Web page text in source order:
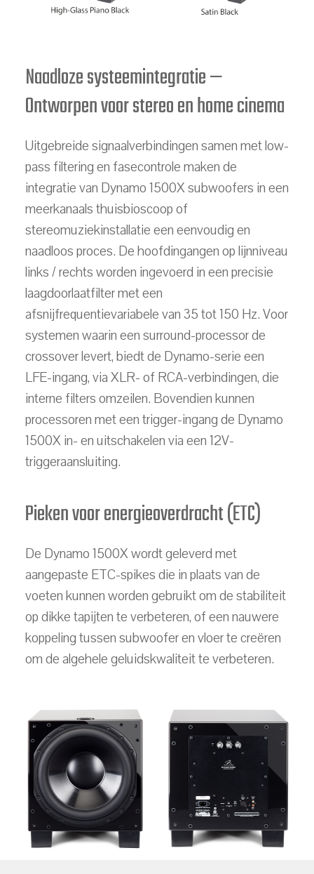
Naadloze systeemintegratie —
Ontworpen voor stereo en home cinema
Uitgebreide signaalverbindingen samen met low-
pass filtering en fasecontrole maken de
integratie van Dynamo 1500X subwoofers in een
meerkanaals thuisbioscoop of
stereomuziekinstallatie een eenvoudig en
naadloos proces. De hoofdingangen op lijnniveau
links / rechts worden ingevoerd in een precisie
laagdoorlaatfilter met een
afsnijfrequentievariabele van 35 tot 150 Hz. Voor
systemen waarin een surround-processor de
crossover levert, biedt de Dynamo-serie een
LFE-ingang, via XLR- of RCA-verbindingen, die
interne filters omzeilen. Bovendien kunnen
processoren met een trigger-ingang de Dynamo
1500X in- en uitschakelen via een 12V-
triggeraansluiting.
Pieken voor energieoverdracht (ETC)
De Dynamo 1500X wordt geleverd met
aangepaste ETC-spikes die in plaats van de
voeten kunnen worden gebruikt om de stabiliteit
op dikke tapijten te verbeteren, of een nauwere
koppeling tussen subwoofer en vloer te creëren
om de algehele geluidskwaliteit te verbeteren.